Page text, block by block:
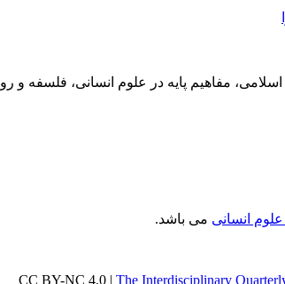
اسلامی، مفاهیم پایه در علوم انسانی، فلسفه
علوم انسانی می باشد.
The Interdisciplinary